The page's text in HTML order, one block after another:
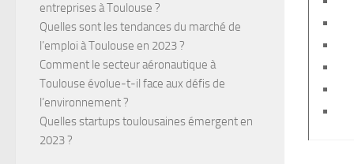
entreprises à Toulouse ?
Quelles sont les tendances du marché de
l’emploi à Toulouse en 2023 ?
Comment le secteur aéronautique à
Toulouse évolue-t-il face aux défis de
l’environnement ?
Quelles startups toulousaines émergent en
2023 ?